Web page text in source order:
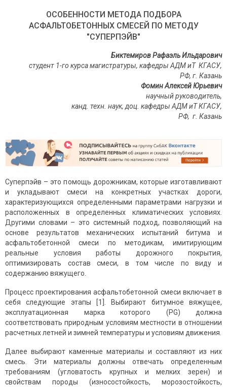
ОСОБЕННОСТИ МЕТОДА ПОДБОРА
АСФАЛЬТОБЕТОННЫХ СМЕСЕЙ ПО МЕТОДУ
"СУПЕРПЭЙВ"
Биктемиров Рафаэль Ильдарович
студент 1-го курса магистратуры, кафедры АДМ иТ КГАСУ,
РФ, г. Казань
Фомин Алексей Юрьевич
научный руководитель,
канд. техн. наук, доц. кафедры АДМ иТ КГАСУ,
РФ, г. Казань
Суперпэйв – это помощь дорожникам, которые изготавливают
и укладывают смеси на конкретных участках дороги,
характеризующихся определенными параметрами нагрузки и
расположенных в определенных климатических условиях.
Другими словами – это системный подход, позволяющий на
основе результатов механических испытаний битума и
асфальтобетонной смеси по методикам, имитирующим
реальные условия работы дорожного покрытия,
оптимизировать состав смеси, в том числе по виду и
содержанию вяжущего.
Процесс проектирования асфальтобетонной смеси включает в
себя следующие этапы [1]. Выбирают битумное вяжущее,
эксплуатационная марка которого (PG) должна
соответствовать природным условиям местности в отношении
расчетных летней и зимней температуры и условиям движения.
Далее выбирают каменные материалы и составляют из них
смесь. Эти материалы должны отвечать определенным
требованиям (угловатость крупных и мелких зерен) и
свойствам породы (износостойкость, морозостойкость,